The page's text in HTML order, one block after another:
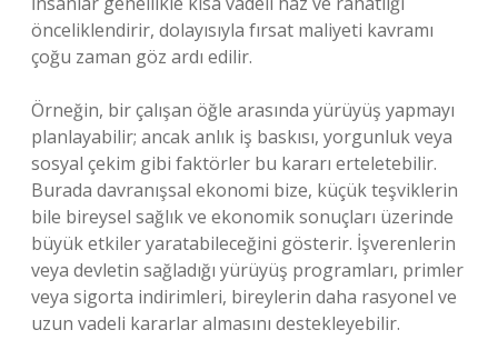
önceliklendirir, dolayısıyla fırsat maliyeti kavramı
çoğu zaman göz ardı edilir.
Örneğin, bir çalışan öğle arasında yürüyüş yapmayı
planlayabilir; ancak anlık iş baskısı, yorgunluk veya
sosyal çekim gibi faktörler bu kararı erteletebilir.
Burada davranışsal ekonomi bize, küçük teşviklerin
bile bireysel sağlık ve ekonomik sonuçları üzerinde
büyük etkiler yaratabileceğini gösterir. İşverenlerin
veya devletin sağladığı yürüyüş programları, primler
veya sigorta indirimleri, bireylerin daha rasyonel ve
uzun vadeli kararlar almasını destekleyebilir.